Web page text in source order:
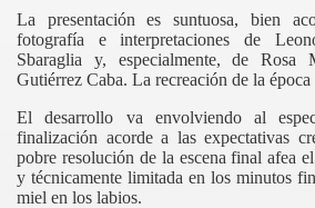
La presentación es suntuosa, bien
fotografía e interpretaciones de
Sbaraglia y, especialmente, de
Gutiérrez Caba. La recreación de la
El desarrollo va envolviendo al
finalización acorde a las expectativas
pobre resolución de la escena final afea
y técnicamente limitada en los minutos
miel en los labios.